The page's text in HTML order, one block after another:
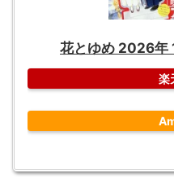
花とゆめ 2026年
楽